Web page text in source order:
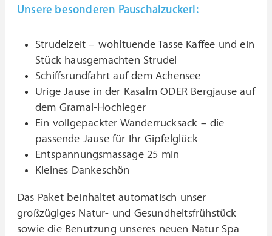
Unsere besonderen Pauschalzuckerl:
Strudelzeit – wohltuende Tasse Kaffee und ein
Stück hausgemachten Strudel
Schiffsrundfahrt auf dem Achensee
Urige Jause in der Kasalm ODER Bergjause auf
dem Gramai-Hochleger
Ein vollgepackter Wanderrucksack – die
passende Jause für Ihr Gipfelglück
Entspannungsmassage 25 min
Kleines Dankeschön
Das Paket beinhaltet automatisch unser
großzügiges Natur- und Gesundheitsfrühstück
sowie die Benutzung unseres neuen Natur Spa